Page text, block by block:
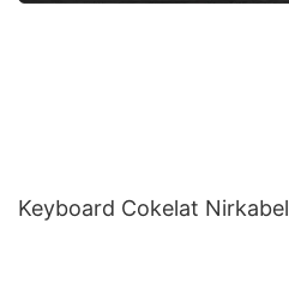
Keyboard Cokelat Nirkabel